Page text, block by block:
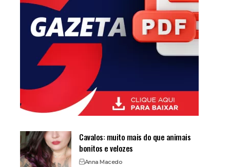
Cavalos: muito mais do que animais
bonitos e velozes
Anna Macedo